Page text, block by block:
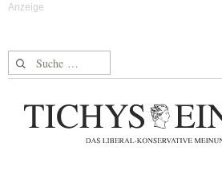
Suche nach: